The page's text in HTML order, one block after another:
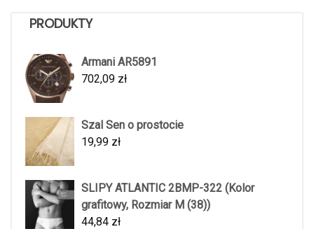
PRODUKTY
Armani AR5891
702,09 zł
Szal Sen o prostocie
19,99 zł
SLIPY ATLANTIC 2BMP-322 (Kolor
grafitowy, Rozmiar M (38))
44,84 zł